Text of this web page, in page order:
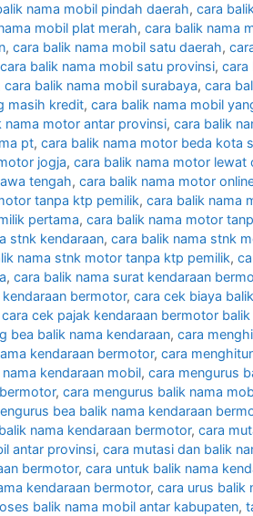
nama mobil pindah daerah, cara
mobil plat merah, cara balik nama
, cara balik nama mobil satu daerah,
cara balik nama mobil satu provinsi, cara
cara balik nama mobil surabaya, cara
masih kredit, cara balik nama mobil
nama motor antar provinsi, cara balik
pt, cara balik nama motor beda kota
jogja, cara balik nama motor lewat
tengah, cara balik nama motor
tanpa ktp pemilik, cara balik nama
pertama, cara balik nama motor
stnk kendaraan, cara balik nama stnk
nama stnk motor tanpa ktp pemilik,
, cara balik nama surat kendaraan
bermotor, cara cek biaya
cara cek pajak kendaraan bermotor balik
bea balik nama kendaraan, cara
kendaraan bermotor, cara
kendaraan mobil, cara mengurus
, cara mengurus balik nama
bea balik nama kendaraan
nama kendaraan bermotor, cara
antar provinsi, cara mutasi dan balik
bermotor, cara untuk balik nama
kendaraan bermotor, cara urus balik
balik nama mobil antar kabupaten,